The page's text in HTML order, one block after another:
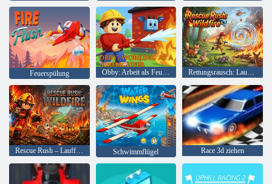
Feuerspülung Obby: Arbeit als Feuerwehrmann Rettungsrausch: Lauffeuer
Rescue Rush – Lauffeuer Schwimmflügel Race 3d ziehen